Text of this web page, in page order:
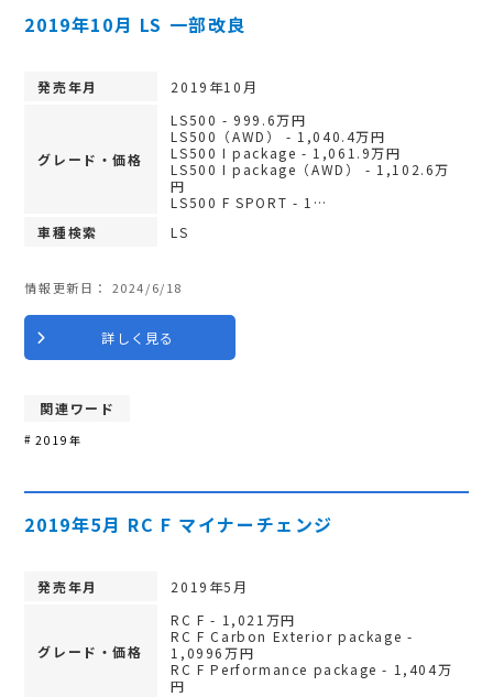
2019年10月 LS 一部改良
発売年月 2019年10月
グレード・価格
LS500 - 999.6万円
LS500（AWD） - 1,040.4万円
LS500 I package - 1,061.9万円
LS500 I package（AWD） - 1,102.6万
円
LS500 F SPORT - 1…
車種検索
LS
情報更新日： 2024/6/18
詳しく見る
関連ワード
2019年
2019年5月 RC F マイナーチェンジ
発売年月 2019年5月
グレード・価格
RC F - 1,021万円
RC F Carbon Exterior package -
1,0996万円
RC F Performance package - 1,404万
円